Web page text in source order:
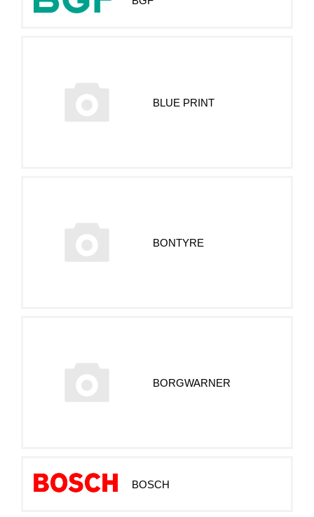
BLUE PRINT
BONTYRE
BORGWARNER
BOSCH